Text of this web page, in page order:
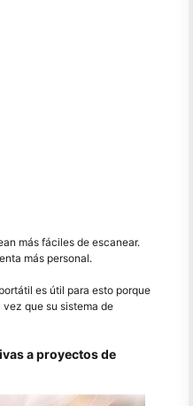
más fáciles de escanear.
más personal.
es útil para esto porque
que su sistema de
a proyectos de